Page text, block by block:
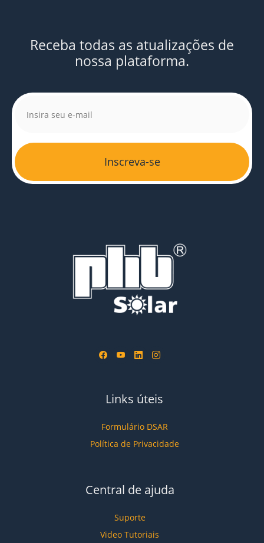
Receba todas as atualizações de
nossa plataforma.
Inscreva-se
Links úteis
Formulário DSAR
Política de Privacidade
Central de ajuda
Suporte
Video Tutoriais